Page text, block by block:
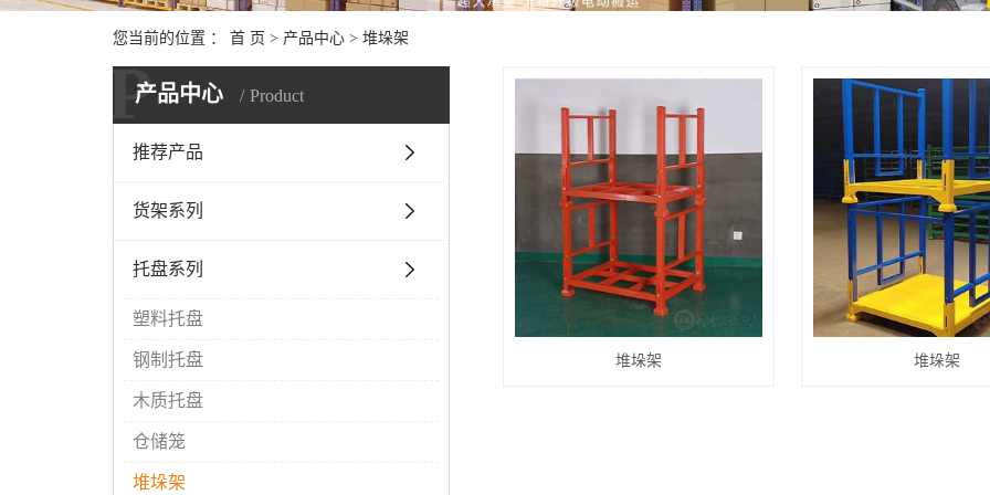
您当前的位置 ： 首 页 > 产品中心 > 堆垛架
产品中心 Product
P
推荐产品
货架系列
托盘系列
塑料托盘
钢制托盘
木质托盘
仓储笼
堆垛架
堆垛架 堆垛架